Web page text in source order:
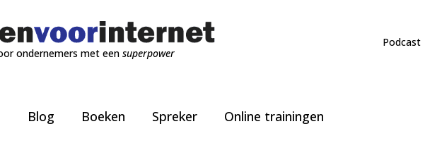
ondernemers met eensuperpower
Podcast
Blog Boeken Spreker Online trainingen